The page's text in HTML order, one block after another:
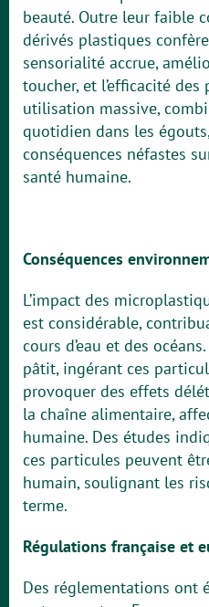
beauté. Outre leur faible
dérivés plastiques
sensorialité accrue,
toucher, et l’efficacité
utilisation massive,
quotidien dans les
conséquences néfastes
santé humaine.
Conséquences
L’impact des
est considérable,
cours d’eau et des
pâtit, ingérant ces
provoquer des effets
la chaîne alimentaire,
humaine. Des études
ces particules peuvent
humain, soulignant les
terme.
Régulations française et
Des réglementations ont